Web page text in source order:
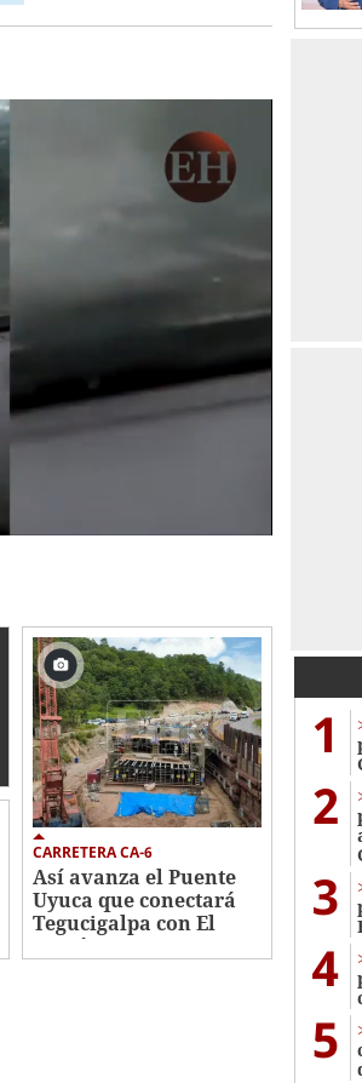
CARRETERA CA-6
Así avanza el Puente
Uyuca que conectará
Tegucigalpa con El
Paraíso
1
2
3
4
5